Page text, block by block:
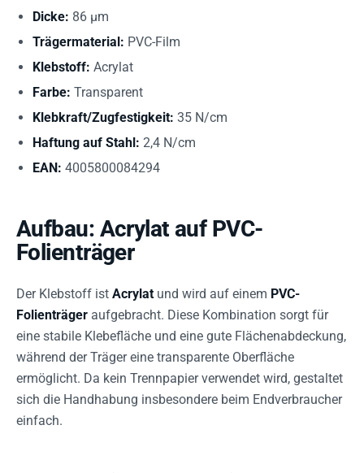
Dicke: 86 µm
Trägermaterial: PVC-Film
Klebstoff: Acrylat
Farbe: Transparent
Klebkraft/Zugfestigkeit: 35 N/cm
Haftung auf Stahl: 2,4 N/cm
EAN: 4005800084294
Aufbau: Acrylat auf PVC-
Folienträger
Der Klebstoff ist Acrylat und wird auf einem PVC-
Folienträger aufgebracht. Diese Kombination sorgt für
eine stabile Klebefläche und eine gute Flächenabdeckung,
während der Träger eine transparente Oberfläche
ermöglicht. Da kein Trennpapier verwendet wird, gestaltet
sich die Handhabung insbesondere beim Endverbraucher
einfach.